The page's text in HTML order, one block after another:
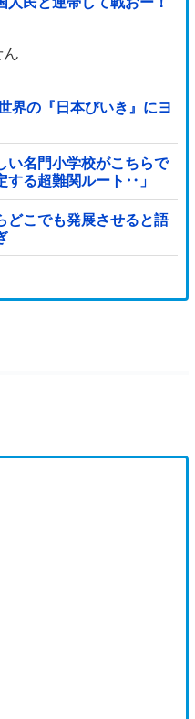
ん
界の『日本びいき』にヨ
い名門小学校がこちらで
る超難関ルート‥」
どこでも発展させると語